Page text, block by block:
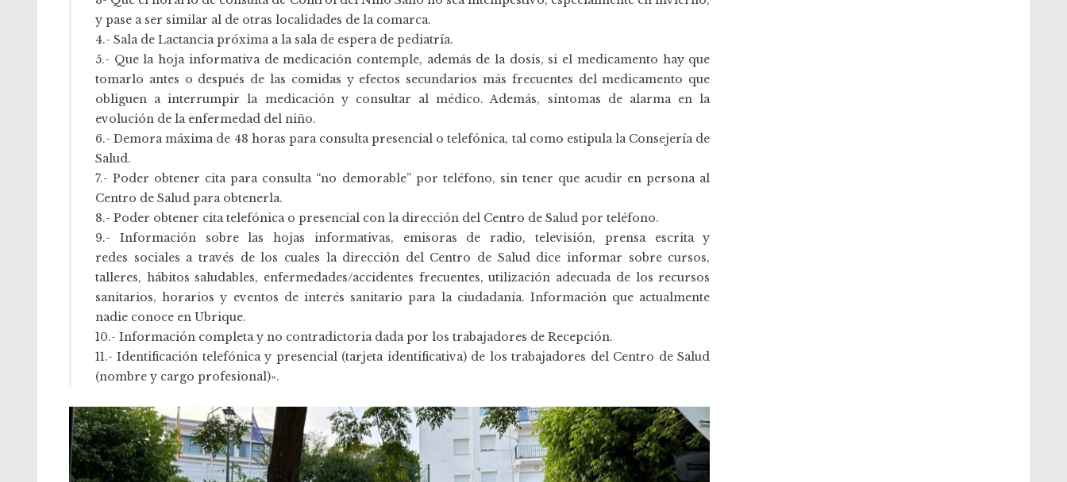
y pase a ser similar al de otras localidades de la comarca.
4.- Sala de Lactancia próxima a la sala de espera de pediatría.
5.- Que la hoja informativa de medicación contemple, además de la dosis, si el medicamento hay que
tomarlo antes o después de las comidas y efectos secundarios más frecuentes del medicamento que
obliguen a interrumpir la medicación y consultar al médico. Además, síntomas de alarma en la
evolución de la enfermedad del niño.
6.- Demora máxima de 48 horas para consulta presencial o telefónica, tal como estipula la Consejería de
Salud.
7.- Poder obtener cita para consulta “no demorable” por teléfono, sin tener que acudir en persona al
Centro de Salud para obtenerla.
8.- Poder obtener cita telefónica o presencial con la dirección del Centro de Salud por teléfono.
9.- Información sobre las hojas informativas, emisoras de radio, televisión, prensa escrita y
redes sociales a través de los cuales la dirección del Centro de Salud dice informar sobre cursos,
talleres, hábitos saludables, enfermedades/accidentes frecuentes, utilización adecuada de los recursos
sanitarios, horarios y eventos de interés sanitario para la ciudadanía. Información que actualmente
nadie conoce en Ubrique.
10.- Información completa y no contradictoria dada por los trabajadores de Recepción.
11.- Identificación telefónica y presencial (tarjeta identificativa) de los trabajadores del Centro de Salud
(nombre y cargo profesional)».